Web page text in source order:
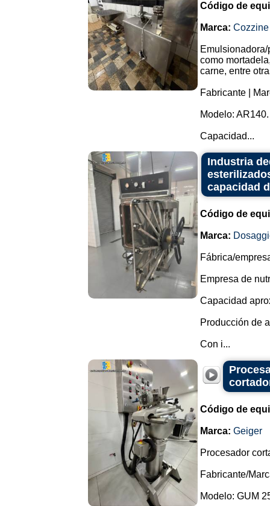
Código de
Marca: Cozzine
como
carne, entre
Fabricante |
Modelo: AR140.
Capacidad...
Industria
capacidad
Código de
Marca:
Fábrica/
Empresa de
Capacidad
Producción de
Con i...
Código de
Marca: Geiger
Procesador
Fabricante/
Modelo: GUM